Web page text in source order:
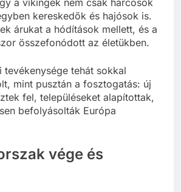
kereskedők és hajósok is.
árukat a hódítások mellett, és a
összefonódott az életükben.
tevékenysége tehát sokkal
mint pusztán a fosztogatás: új
fel, településeket alapítottak,
befolyásolták Európa
vége és